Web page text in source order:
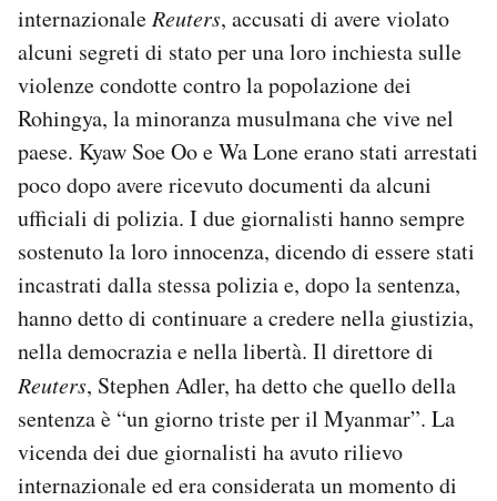
Area Personale
Newsletter
Notifiche mobile
Hai bisogno di aiuto?
Esci
internazionale Reuters, accusati di avere violato
alcuni segreti di stato per una loro inchiesta sulle
violenze condotte contro la popolazione dei
Rohingya, la minoranza musulmana che vive nel
paese. Kyaw Soe Oo e Wa Lone erano stati arrestati
poco dopo avere ricevuto documenti da alcuni
ufficiali di polizia. I due giornalisti hanno sempre
sostenuto la loro innocenza, dicendo di essere stati
incastrati dalla stessa polizia e, dopo la sentenza,
hanno detto di continuare a credere nella giustizia,
nella democrazia e nella libertà. Il direttore di
Reuters, Stephen Adler, ha detto che quello della
sentenza è “un giorno triste per il Myanmar”. La
vicenda dei due giornalisti ha avuto rilievo
internazionale ed era considerata un momento di